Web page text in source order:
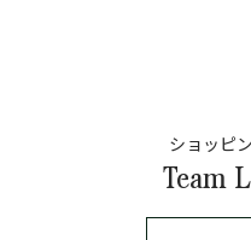
ショッピ
Team